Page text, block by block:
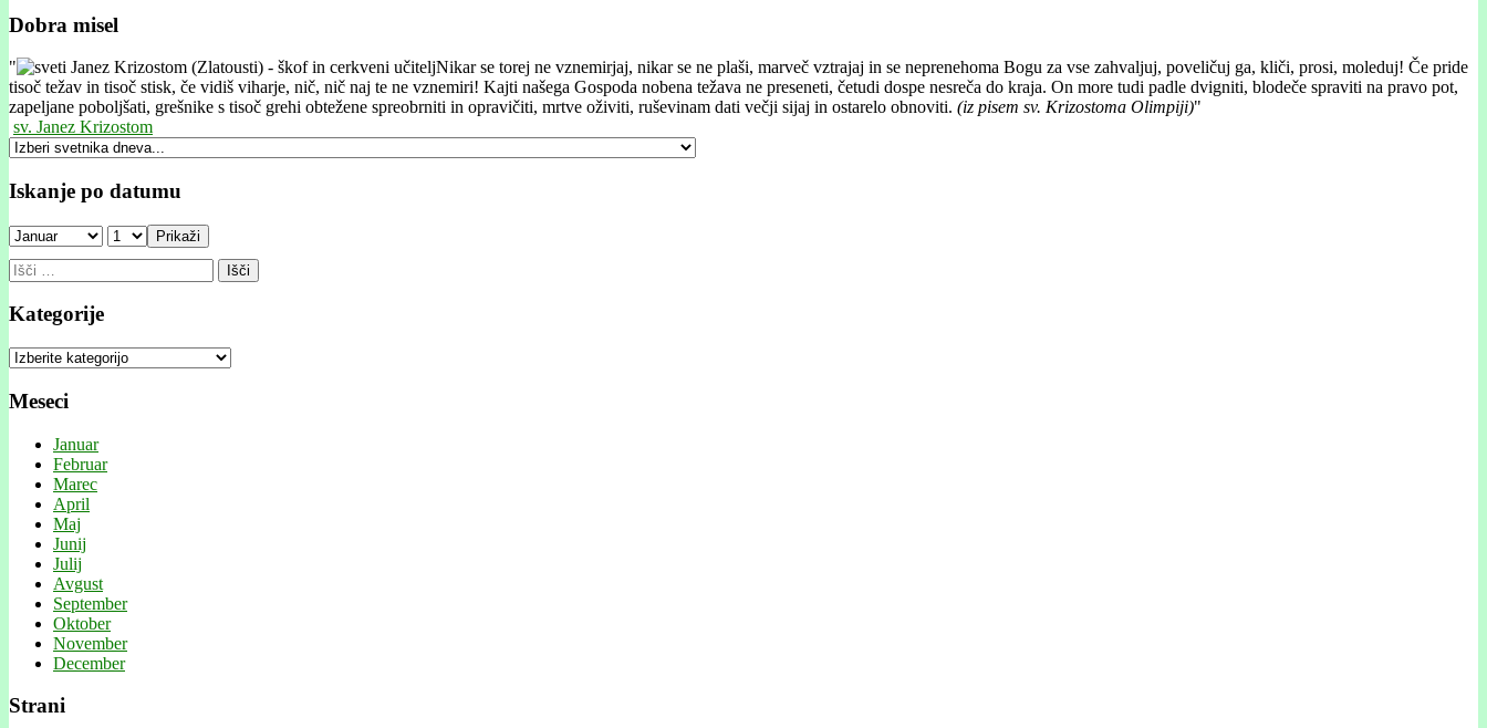
Dobra misel
"
Nikar se torej ne vznemirjaj, nikar se ne plaši, marveč vztrajaj in se neprenehoma Bogu za vse zahvaljuj, poveličuj ga, kliči, prosi, moleduj! Če pride
tisoč težav in tisoč stisk, če vidiš viharje, nič, nič naj te ne vznemiri! Kajti našega Gospoda nobena težava ne preseneti, četudi dospe nesreča do kraja. On more tudi padle dvigniti, blodeče spraviti na pravo pot,
zapeljane poboljšati, grešnike s tisoč grehi obtežene spreobrniti in opravičiti, mrtve oživiti, ruševinam dati večji sijaj in ostarelo obnoviti. (iz pisem sv. Krizostoma Olimpiji)"
sv. Janez Krizostom
Iskanje po datumu
Prikaži
Išči:
Kategorije
Kategorije
Meseci
Januar
Februar
Marec
April
Maj
Junij
Julij
Avgust
September
Oktober
November
December
Strani